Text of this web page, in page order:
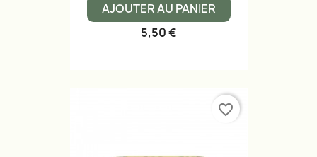
AJOUTER AU PANIER
5,50 €
favorite_border